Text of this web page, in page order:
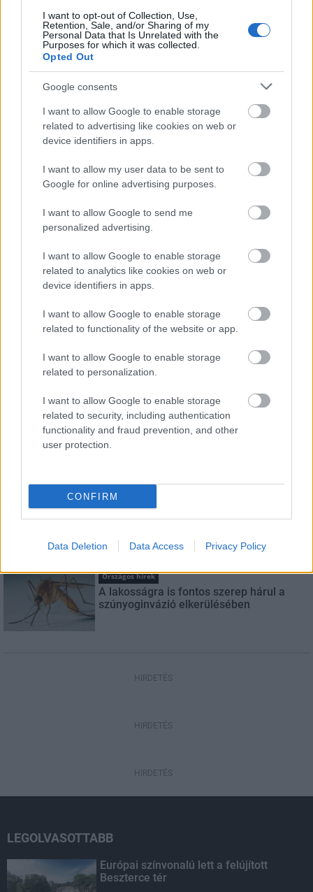
I want to opt-out of Collection, Use,
Retention, Sale, and/or Sharing of my
Personal Data that Is Unrelated with the
Purposes for which it was collected.
Opted Out
Google consents
I want to allow Google to enable storage
related to advertising like cookies on web or
device identifiers in apps.
I want to allow my user data to be sent to
Google for online advertising purposes.
I want to allow Google to send me
personalized advertising.
I want to allow Google to enable storage
related to analytics like cookies on web or
device identifiers in apps.
I want to allow Google to enable storage
related to functionality of the website or app.
I want to allow Google to enable storage
related to personalization.
I want to allow Google to enable storage
related to security, including authentication
functionality and fraud prevention, and other
user protection.
CONFIRM
Data Deletion Data Access Privacy Policy
A tengerfenék alatt négy óriáskábellel
kötik össze Spanyolország és
HÍRLEVÉL
E-mail cím
Feliratkozom a hírlevélre és elfogadom az
szabályzatot!
FELIRATKOZÁS
LEGFRISSEBB
Helyi hírek
Európai színvonalú lett a felújított
Beszterce tér
Országos hírek
Túlfogyasztás napja - július 30-ra
felhasználta az emberiség a Föld egész
Országos hírek
A lakosságra is fontos szerep hárul a
szúnyoginvázió elkerülésében
HIRDETÉS
HIRDETÉS
HIRDETÉS
LEGOLVASOTTABB
Európai színvonalú lett a felújított
Beszterce tér